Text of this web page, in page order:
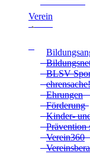
Ver­ein
BLSV
ehren­sa­che!
Ehrun­gen
För­de­rung
Kin­der-
Prä­ven­tion
Verein360